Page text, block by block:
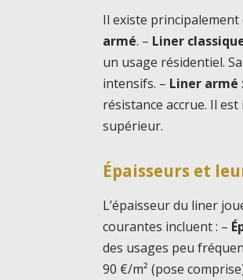
Il existe principalement
armé. – Liner
un usage résidentiel.
intensifs. – Liner armé
résistance accrue. Il
supérieur.
Épaisseurs et
L’épaisseur du liner
courantes incluent : –
des usages peu
90 €/m² (pose